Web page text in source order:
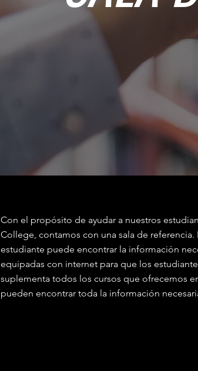
Con el propósito de ayudar a nuestros
College, contamos con una sala de
estudiante puede encontrar la información
equipadas con internet para que los
suplementa todos los cursos que ofrecemos
pueden encontrar toda la información